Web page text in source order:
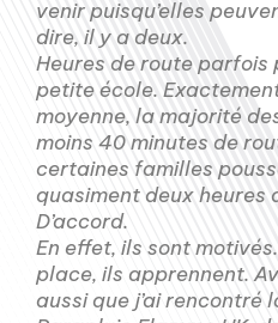
venir puisqu’elles
dire, il y a deux.
Heures de route parfois
petite école.
moyenne, la majorité
moins 40 minutes de
certaines familles
quasiment deux heures
D’accord.
En effet, ils sont
place, ils apprennent.
aussi que j’ai rencontré